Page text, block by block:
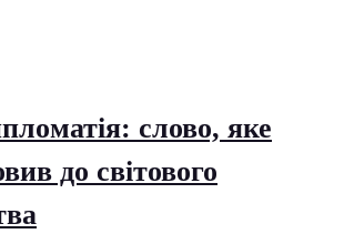
слово, яке
до світового